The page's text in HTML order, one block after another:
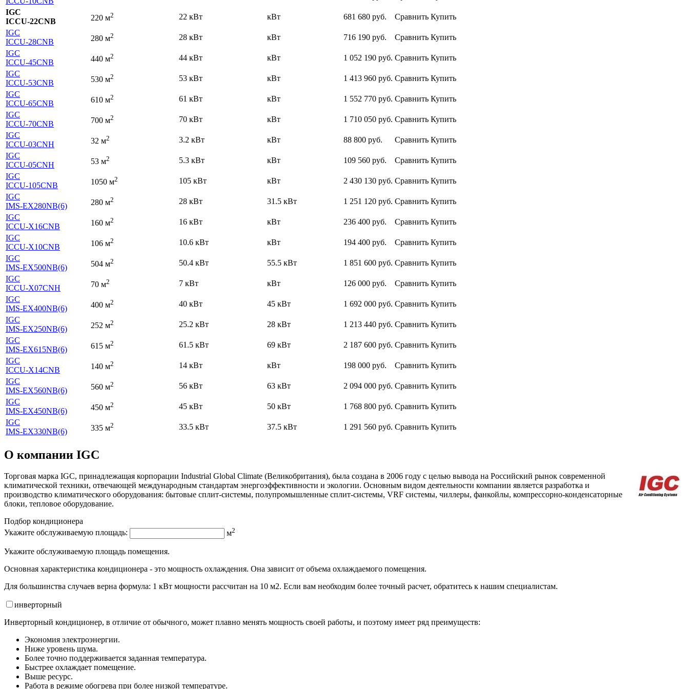
IGC
ICCU-22CNB
220 м2 22 кВт кВт 681 680 руб. Сравнить Купить
IGC
ICCU-28CNB
280 м2 28 кВт кВт 716 190 руб. Сравнить Купить
IGC
ICCU-45CNB
440 м2 44 кВт кВт 1 052 190 руб. Сравнить Купить
IGC
ICCU-53CNB
530 м2 53 кВт кВт 1 413 960 руб. Сравнить Купить
IGC
ICCU-65CNB
610 м2 61 кВт кВт 1 552 770 руб. Сравнить Купить
IGC
ICCU-70CNB
700 м2 70 кВт кВт 1 710 050 руб. Сравнить Купить
IGC
ICCU-03CNH
32 м2 3.2 кВт кВт 88 800 руб. Сравнить Купить
IGC
ICCU-05CNH
53 м2 5.3 кВт кВт 109 560 руб. Сравнить Купить
IGC
ICCU-105CNB
1050 м2 105 кВт кВт 2 430 130 руб. Сравнить Купить
IGC
IMS-EX280NB(6)
280 м2 28 кВт 31.5 кВт 1 251 120 руб. Сравнить Купить
IGC
ICCU-X16CNB
160 м2 16 кВт кВт 236 400 руб. Сравнить Купить
IGC
ICCU-X10CNB
106 м2 10.6 кВт кВт 194 400 руб. Сравнить Купить
IGC
IMS-EX500NB(6)
504 м2 50.4 кВт 55.5 кВт 1 851 600 руб. Сравнить Купить
IGC
ICCU-X07CNH
70 м2 7 кВт кВт 126 000 руб. Сравнить Купить
IGC
IMS-EX400NB(6)
400 м2 40 кВт 45 кВт 1 692 000 руб. Сравнить Купить
IGC
IMS-EX250NB(6)
252 м2 25.2 кВт 28 кВт 1 213 440 руб. Сравнить Купить
IGC
IMS-EX615NB(6)
615 м2 61.5 кВт 69 кВт 2 187 600 руб. Сравнить Купить
IGC
ICCU-X14CNB
140 м2 14 кВт кВт 198 000 руб. Сравнить Купить
IGC
IMS-EX560NB(6)
560 м2 56 кВт 63 кВт 2 094 000 руб. Сравнить Купить
IGC
IMS-EX450NB(6)
450 м2 45 кВт 50 кВт 1 768 800 руб. Сравнить Купить
IGC
IMS-EX330NB(6)
335 м2 33.5 кВт 37.5 кВт 1 291 560 руб. Сравнить Купить
О компании IGC
Торговая марка IGC, принадлежащая корпорации Industrial Global Climate (Великобритания), была создана в 2006 году с целью вывода на Российский рынок современной
климатической техники, отвечающей международным стандартам энергоэффективности и экологии. Основным видом деятельности компании является разработка и
производство климатического оборудования: бытовые сплит-системы, полупромышленные сплит-системы, VRF системы, чиллеры, фанкойлы, компрессорно-конденсаторные
блоки, тепловое оборудование.
Подбор кондиционера
Укажите обслуживаемую площадь:
м2
Укажите обслуживаемую площадь помещения.
Основная характеристика кондиционера - это мощность охлаждения. Она зависит от объема охлаждаемого помещения.
Для большинства случаев верна формула: 1 кВт мощности рассчитан на 10 м2. Если вам необходим более точный расчет, обратитесь к нашим специалистам.
инверторный
Инверторный кондиционер, в отличие от обычного, может плавно менять мощность своей работы, и поэтому имеет ряд преимуществ:
Экономия электроэнергии.
Ниже уровень шума.
Более точно поддерживается заданная температура.
Быстрее охлаждает помещение.
Выше ресурс.
Работа в режиме обогрева при более низкой температуре.